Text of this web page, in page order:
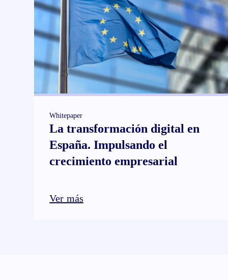
Whitepaper
La transformación digital en
España. Impulsando el
crecimiento empresarial
Ver más